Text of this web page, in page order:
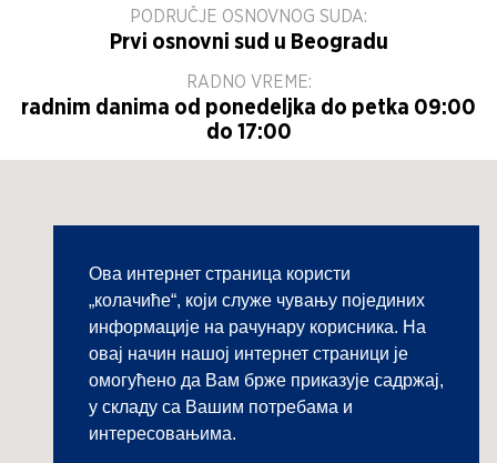
Ова интернет страница користи
„колачиће“, који служе чувању појединих
информације на рачунару корисника. На
овај начин нашој интернет страници је
омогућено да Вам брже приказује садржај,
у складу са Вашим потребама и
интересовањима.
PODRUČJE OSNOVNOG SUDA:
Prvi osnovni sud u Beogradu
RADNO VREME:
radnim danima od ponedeljka do petka 09:00
do 17:00